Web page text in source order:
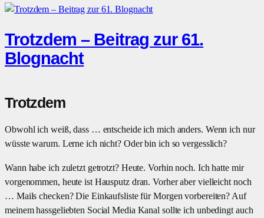
Trotzdem – Beitrag zur 61.
Blognacht
Trotzdem
Obwohl ich weiß, dass … entscheide ich mich anders. Wenn ich nur
wüsste warum. Lerne ich nicht? Oder bin ich so vergesslich?
Wann habe ich zuletzt getrotzt? Heute. Vorhin noch. Ich hatte mir
vorgenommen, heute ist Hausputz dran. Vorher aber vielleicht noch
… Mails checken? Die Einkaufsliste für Morgen vorbereiten? Auf
meinem hassgeliebten Social Media Kanal sollte ich unbedingt auch